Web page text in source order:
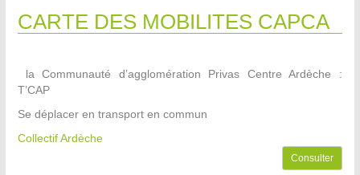
CARTE DES MOBILITES CAPCA
la Communauté d’agglomération Privas Centre Ardèche :
T’CAP
Se déplacer en transport en commun
Collectif Ardèche
Consulter